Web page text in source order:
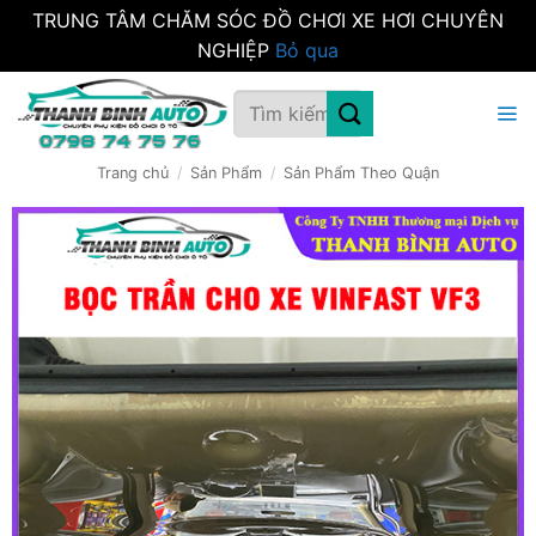
TRUNG TÂM CHĂM SÓC ĐỒ CHƠI XE HƠI CHUYÊN
NGHIỆP Bỏ qua
qua
Tìm
kiếm:
Trang chủ / Sản Phẩm / Sản Phẩm Theo Quận